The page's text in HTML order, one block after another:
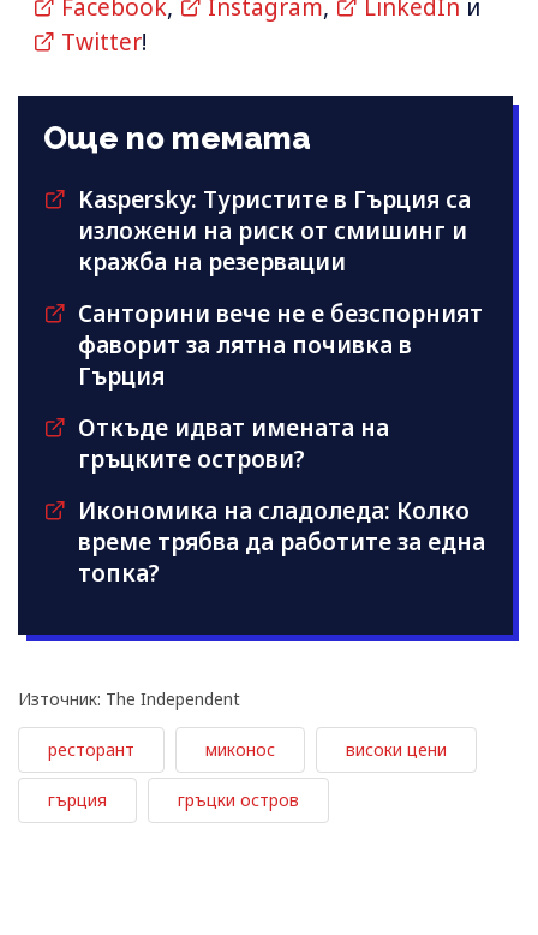
Facebook, Instagram, LinkedIn и
Twitter!
Още по темата
Kaspersky: Туристите в Гърция са
изложени на риск от смишинг и
кражба на резервации
Санторини вече не е безспорният
фаворит за лятна почивка в
Гърция
Откъде идват имената на
гръцките острови?
Икономика на сладоледа: Колко
време трябва да работите за една
топка?
Източник: The Independent
ресторант миконос високи цени
гърция гръцки остров